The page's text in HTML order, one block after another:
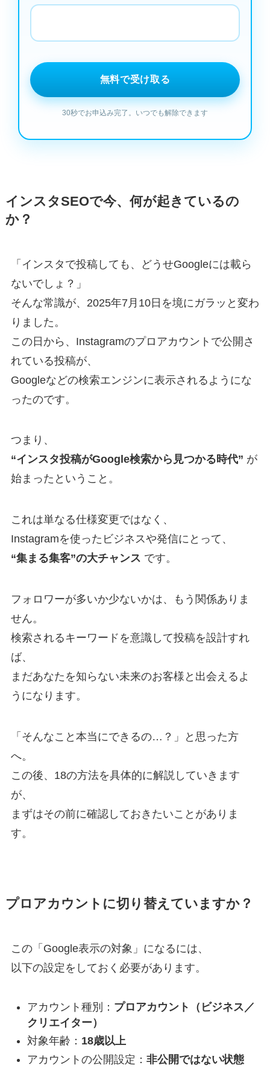
インスタSEOで今、何が起きているの
か？
「インスタで投稿しても、どうせGoogleには載ら
ないでしょ？」
そんな常識が、2025年7月10日を境にガラッと変わ
りました。
この日から、Instagramのプロアカウントで公開さ
れている投稿が、
Googleなどの検索エンジンに表示されるようにな
ったのです。
つまり、
“インスタ投稿がGoogle検索から見つかる時代” が
始まったということ。
これは単なる仕様変更ではなく、
Instagramを使ったビジネスや発信にとって、
“集まる集客”の大チャンス です。
フォロワーが多いか少ないかは、もう関係ありま
せん。
検索されるキーワードを意識して投稿を設計すれ
ば、
まだあなたを知らない未来のお客様と出会えるよ
うになります。
「そんなこと本当にできるの…？」と思った方
へ。
この後、18の方法を具体的に解説していきます
が、
まずはその前に確認しておきたいことがありま
す。
プロアカウントに切り替えていますか？
この「Google表示の対象」になるには、
以下の設定をしておく必要があります。
アカウント種別： プロアカウント（ビジネス／
クリエイター）
対象年齢： 18歳以上
アカウントの公開設定： 非公開ではない状態